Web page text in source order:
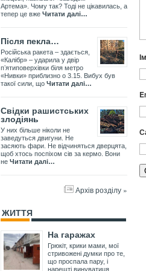
Артема». Чому так? Тоді не цікавилась, а
тепер це вже Читати далі…
Після пекла…
Російська ракета – здається,
«Калібр» – ударила у двір
пʼятиповерхівки біля метро
«Нивки» приблизно о 3.15. Вибух був
такої сили, що Читати далі…
Свідки рашистських
злодіянь
У них більше ніколи не
заведуться двигуни. Не
засяють фари. Не відчиняться дверцята,
щоб хтось поспіхом сів за кермо. Вони
не Читати далі…
Архів розділу »
ЖИТТЯ
На гаражах
Грюкіт, крики мами, мої
стривожені думки про те,
що проспала пару, і
нарешті винуватиця